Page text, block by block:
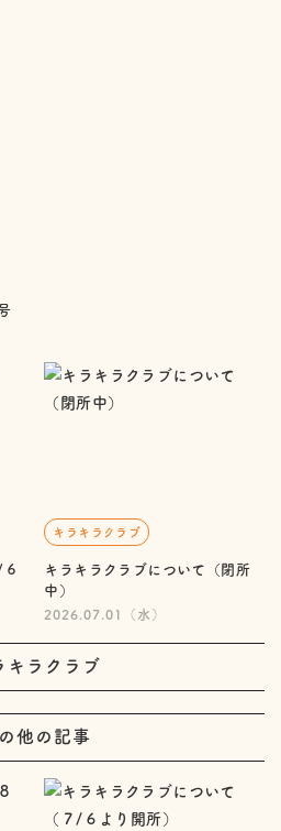
キラキラクラブ
キラキラクラブについて（閉所
中）
2026.07.01（水）
キラクラブ
他の記事